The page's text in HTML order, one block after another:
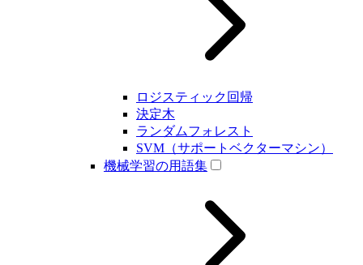
ロジスティック回帰
決定木
ランダムフォレスト
SVM（サポートベクターマシン）
機械学習の用語集